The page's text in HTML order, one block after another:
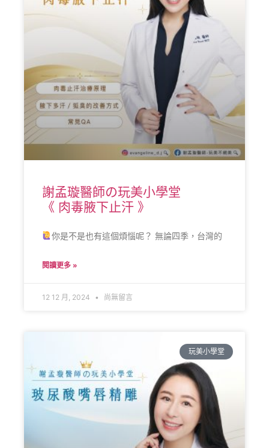
謝孟璇醫師の玩美小學堂
《 肉毒腋下止汗 》
你是不是也有這個煩惱呢？ 無論四季，台灣的
閱讀更多 »
12 12 月, 2024 尚無留言
玩美小學堂